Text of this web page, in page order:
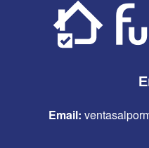
Email: